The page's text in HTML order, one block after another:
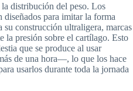
distribución del peso. Los
diseñados para imitar la forma
construcción ultraligera, marcas
la presión sobre el cartílago. Esto
que se produce al usar
de una hora—, lo que los hace
usarlos durante toda la jornada